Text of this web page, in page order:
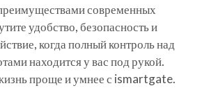
современных
удобство, безопасность и
когда полный контроль над
находится у вас под рукой.
проще и умнее с ismartgate.